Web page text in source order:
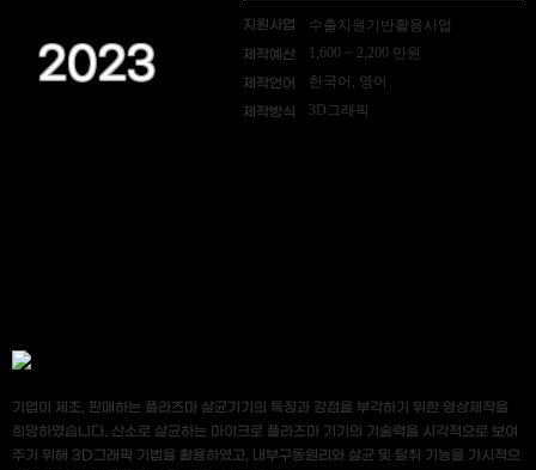
2023
지원사업 수출지원기반활용사업
제작예산 1,600 ~ 2,200 만원
제작언어 한국어, 영어
제작방식 3D그래픽
기업이 제조, 판매하는 플라즈마 살균기기의 특징과 강점을 부각하기 위한 영상제작을
희망하였습니다. 산소로 살균하는 마이크로 플라즈마 기기의 기술력을 시각적으로 보여
주기 위해 3D그래픽 기법을 활용하였고, 내부구동원리와 살균 및 탈취 기능을 가시적으